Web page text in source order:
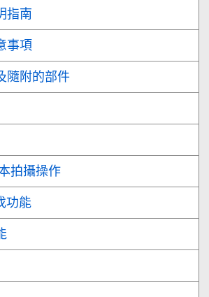
指南
事項
隨附的部件
拍攝操作
功能